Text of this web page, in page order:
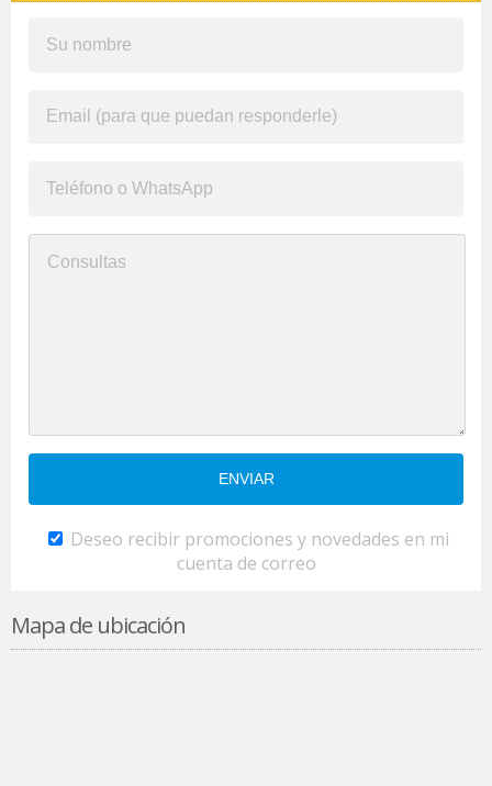
Deseo recibir promociones y novedades en mi
cuenta de correo
Mapa de ubicación